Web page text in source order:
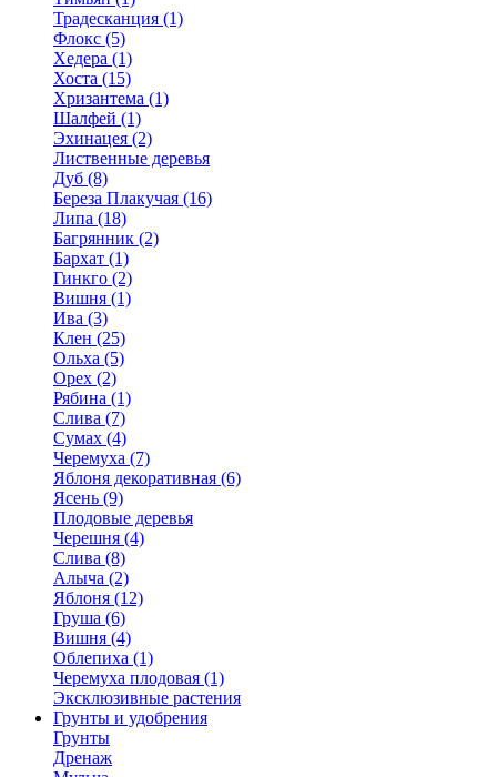
Традесканция (1)
Флокс (5)
Хедера (1)
Хоста (15)
Хризантема (1)
Шалфей (1)
Эхинацея (2)
Лиственные деревья
Дуб (8)
Береза Плакучая (16)
Липа (18)
Багрянник (2)
Бархат (1)
Гинкго (2)
Вишня (1)
Ива (3)
Клен (25)
Ольха (5)
Орех (2)
Рябина (1)
Слива (7)
Сумах (4)
Черемуха (7)
Яблоня декоративная (6)
Ясень (9)
Плодовые деревья
Черешня (4)
Слива (8)
Алыча (2)
Яблоня (12)
Груша (6)
Вишня (4)
Облепиха (1)
Черемуха плодовая (1)
Эксклюзивные растения
Грунты и удобрения
Грунты
Дренаж